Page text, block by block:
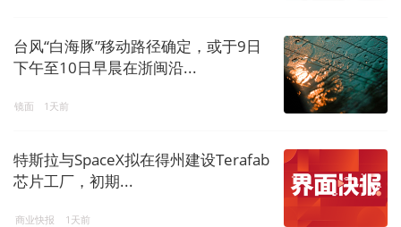
台风“白海豚”移动路径确定，或于9日
下午至10日早晨在浙闽沿...
镜面 1天前
特斯拉与SpaceX拟在得州建设Terafab
芯片工厂，初期...
商业快报 1天前